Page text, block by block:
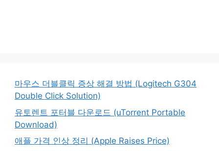
마우스 더블클릭 증상 해결 방법 (Logitech G304
Double Click Solution)
유토렌트 포터블 다운로드 (uTorrent Portable
Download)
애플 가격 인상 정리 (Apple Raises Price)